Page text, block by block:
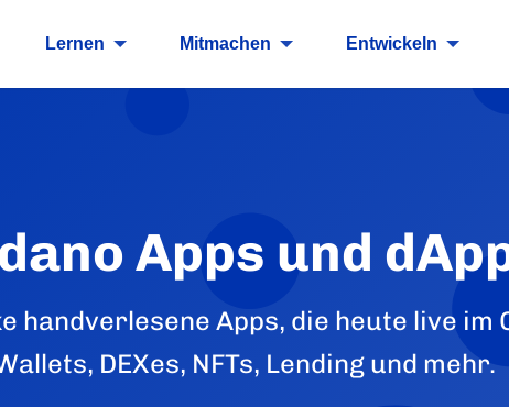
Lernen Mitmachen Entwickeln
Apps und
handverlesene Apps, die heute live im
DEXes, NFTs, Lending und mehr.